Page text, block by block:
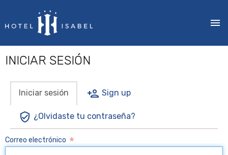
al
principal
INICIAR SESIÓN
SOLAPAS
PRINCIPALES
Iniciar sesión Sign up
¿Olvidaste tu contraseña?
Correo electrónico